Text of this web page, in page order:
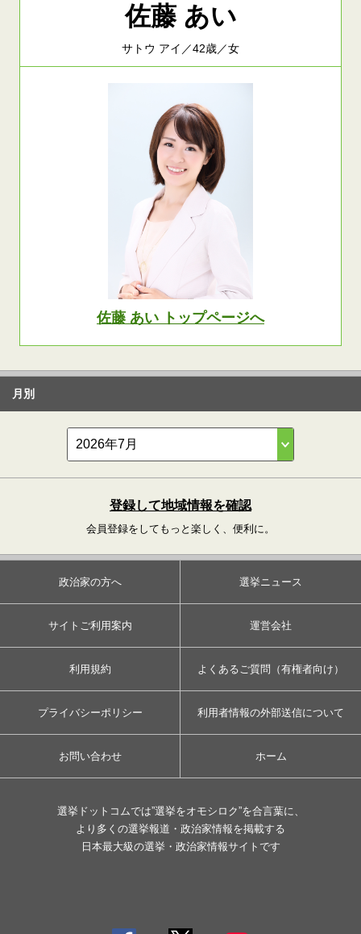
佐藤 あい
サトウ アイ／42歳／女
佐藤 あい トップページへ
月別
登録して地域情報を確認
会員登録をしてもっと楽しく、便利に。
政治家の方へ 選挙ニュース
サイトご利用案内 運営会社
利用規約 よくあるご質問（有権者向け）
プライバシーポリシー 利用者情報の外部送信について
お問い合わせ ホーム
選挙ドットコムでは”選挙をオモシロク”を合言葉に、
より多くの選挙報道・政治家情報を掲載する
日本最大級の選挙・政治家情報サイトです